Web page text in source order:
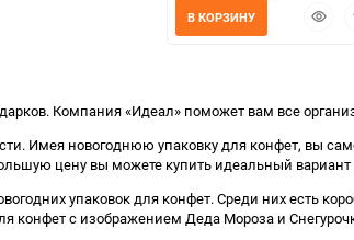
В КОРЗИНУ
Компания «Идеал» поможет вам все
Имея новогоднюю упаковку для конфет, вы
цену вы можете купить идеальный
упаковок для конфет. Среди них есть
конфет с изображением Деда Мороза и